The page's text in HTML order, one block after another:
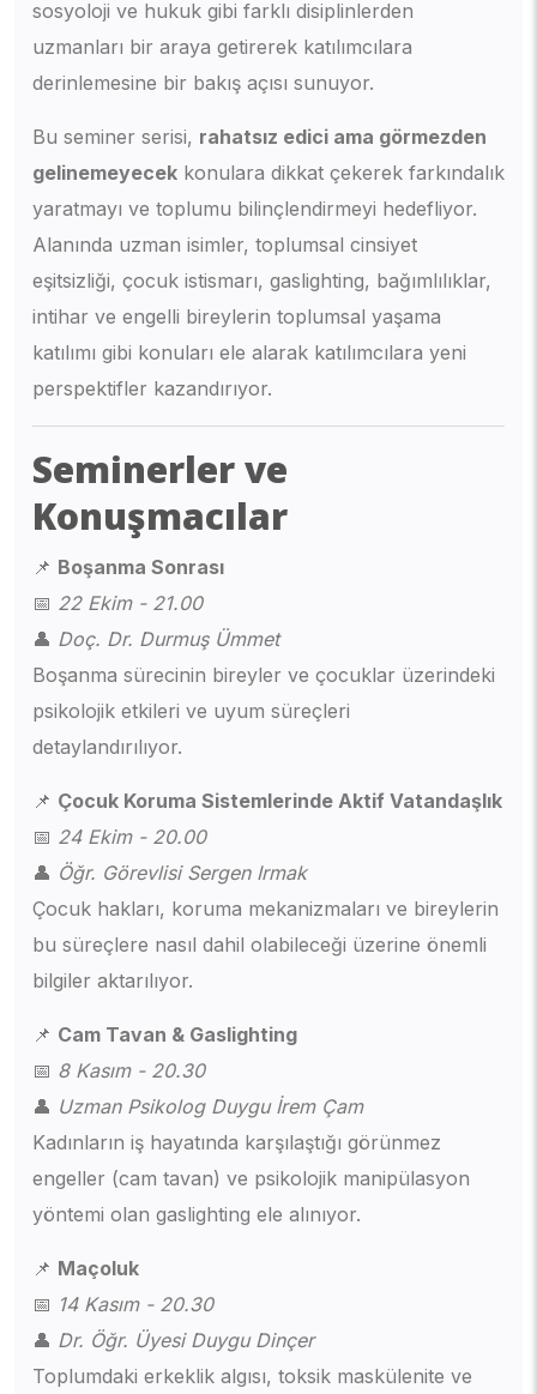
sosyoloji ve hukuk gibi farklı disiplinlerden
uzmanları bir araya getirerek katılımcılara
derinlemesine bir bakış açısı sunuyor.
Bu seminer serisi, rahatsız edici ama görmezden
gelinemeyecek konulara dikkat çekerek farkındalık
yaratmayı ve toplumu bilinçlendirmeyi hedefliyor.
Alanında uzman isimler, toplumsal cinsiyet
eşitsizliği, çocuk istismarı, gaslighting, bağımlılıklar,
intihar ve engelli bireylerin toplumsal yaşama
katılımı gibi konuları ele alarak katılımcılara yeni
perspektifler kazandırıyor.
Seminerler ve
Konuşmacılar
📌 Boşanma Sonrası
📅 22 Ekim - 21.00
👤 Doç. Dr. Durmuş Ümmet
Boşanma sürecinin bireyler ve çocuklar üzerindeki
psikolojik etkileri ve uyum süreçleri
detaylandırılıyor.
📌 Çocuk Koruma Sistemlerinde Aktif Vatandaşlık
📅 24 Ekim - 20.00
👤 Öğr. Görevlisi Sergen Irmak
Çocuk hakları, koruma mekanizmaları ve bireylerin
bu süreçlere nasıl dahil olabileceği üzerine önemli
bilgiler aktarılıyor.
📌 Cam Tavan & Gaslighting
📅 8 Kasım - 20.30
👤 Uzman Psikolog Duygu İrem Çam
Kadınların iş hayatında karşılaştığı görünmez
engeller (cam tavan) ve psikolojik manipülasyon
yöntemi olan gaslighting ele alınıyor.
📌 Maçoluk
📅 14 Kasım - 20.30
👤 Dr. Öğr. Üyesi Duygu Dinçer
Toplumdaki erkeklik algısı, toksik maskülenite ve